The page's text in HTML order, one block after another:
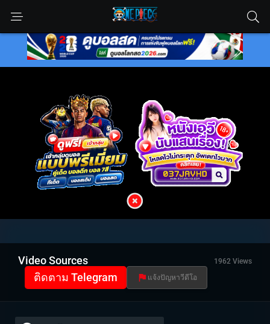
Video Sources 1962 Views
ติดตาม Telegram แจ้งปัญหาวีดีโอ